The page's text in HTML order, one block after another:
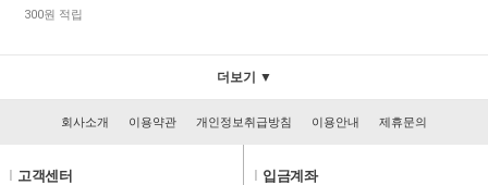
300원 적립
더보기 ▼
회사소개 이용약관 개인정보취급방침 이용안내 제휴문의
고객센터 입금계좌